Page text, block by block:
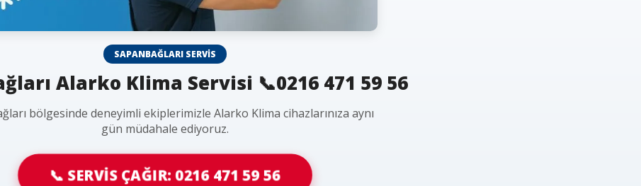
SAPANBAĞLARI SERVIS
Alarko Klima Servisi 📞0216 471 59 56
bölgesinde deneyimli ekiplerimizle Alarko Klima cihazlarınıza aynı
gün müdahale ediyoruz.
📞 SERVİS ÇAĞIR: 0216 471 59 56